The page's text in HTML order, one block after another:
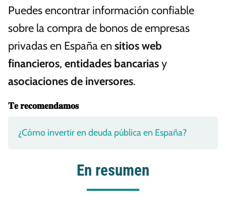
Puedes encontrar información confiable
sobre la compra de bonos de empresas
privadas en España en sitios web
financieros, entidades bancariasy
asociaciones de inversores.
𝐓𝐞 𝐫𝐞𝐜𝐨𝐦𝐞𝐧𝐝𝐚𝐦𝐨𝐬
¿Cómo invertir en deuda pública en España?
En resumen